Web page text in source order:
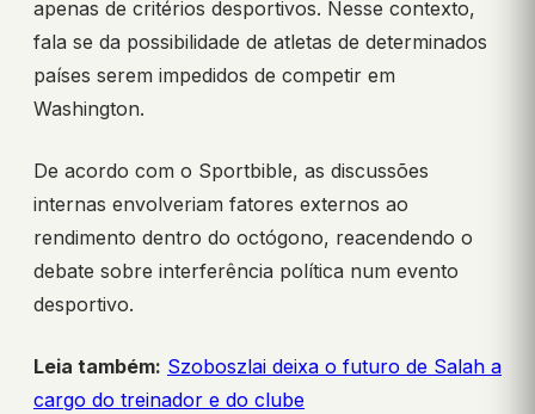
apenas de critérios desportivos. Nesse contexto,
fala se da possibilidade de atletas de determinados
países serem impedidos de competir em
Washington.
De acordo com o Sportbible, as discussões
internas envolveriam fatores externos ao
rendimento dentro do octógono, reacendendo o
debate sobre interferência política num evento
desportivo.
Leia também: Szoboszlai deixa o futuro de Salah a
cargo do treinador e do clube